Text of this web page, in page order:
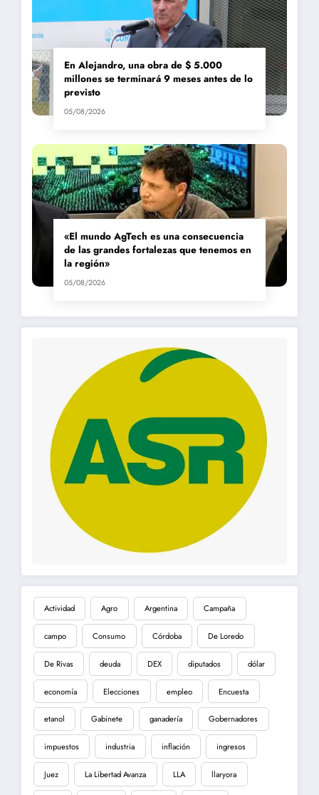
En Alejandro, una obra de $ 5.000
millones se terminará 9 meses antes de lo
previsto
05/08/2026
«El mundo AgTech es una consecuencia
de las grandes fortalezas que tenemos en
la región»
05/08/2026
Actividad Agro Argentina Campaña
campo Consumo Córdoba De Loredo
De Rivas deuda DEX diputados dólar
economía Elecciones empleo Encuesta
etanol Gabinete ganadería Gobernadores
impuestos industria inflación ingresos
Juez La Libertad Avanza LLA llaryora